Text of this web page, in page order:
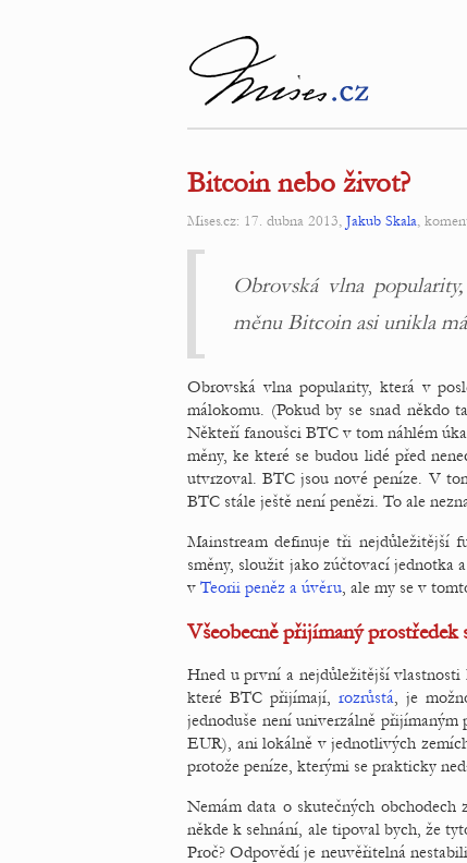
Bitcoin nebo život?
Mises.cz: 17. dubna 2013, Jakub Skala,
Obrovská vlna
měnu Bitcoin asi unikla
Obrovská vlna popularity, která v
málokomu. (Pokud by se snad někdo
Někteří fanoušci BTC v tom náhlém
měny, ke které se budou lidé před
utvrzoval. BTC jsou nové peníze. V
BTC stále ještě není penězi. To ale
Mainstream definuje tři nejdůležitější
směny, sloužit jako zúčtovací jednotka
v Teorii peněz a úvěru, ale my se v
Všeobecně přijímaný prostředek
Hned u první a nejdůležitější vlastnosti
které BTC přijímají, rozrůstá, je
jednoduše není univerzálně
EUR), ani lokálně v jednotlivých
protože peníze, kterými se prakticky
Nemám data o skutečných
někde k sehnání, ale tipoval bych, že
Proč? Odpovědí je neuvěřitelná